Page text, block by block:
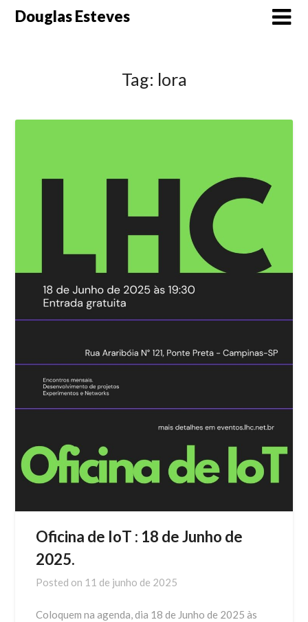
SkipDouglas Esteves
Tag: lora
Oficina de IoT : 18 de Junho de
2025.
Posted on 11 de junho de 2025
Coloquem na agenda, dia 18 de Junho de 2025 às